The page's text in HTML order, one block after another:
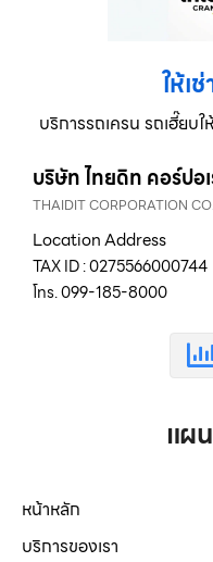
ให้เ
บริการรถเครน รถเฮี๊ยบ
บริษัท ไทยดิท คอร์ปอ
THAIDIT CORPORATION
Location Address
TAX ID : 0275566000744
โทร. 099-185-8000
แผ
หน้าหลัก
บริการของเรา